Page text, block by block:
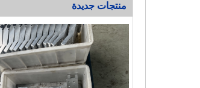
منتجات جديدة